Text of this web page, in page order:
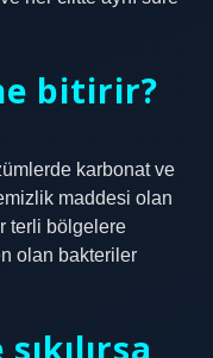
bitirir?
karbonat ve
maddesi olan
terli bölgelere
olan bakteriler